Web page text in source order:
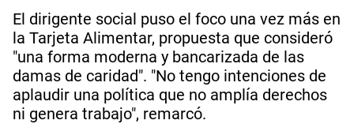
El dirigente social puso el foco una vez más en
la Tarjeta Alimentar, propuesta que consideró
"una forma moderna y bancarizada de las
damas de caridad". "No tengo intenciones de
aplaudir una política que no amplía derechos
ni genera trabajo", remarcó.